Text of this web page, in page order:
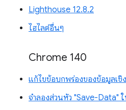
Lighthouse 12.8.2
ไฮไลต์อื่นๆ
Chrome 140
แก้ไขข้อบกพร่องของข้อมูลเชิ
จำลองส่วนหัว "Save-Data" ใ